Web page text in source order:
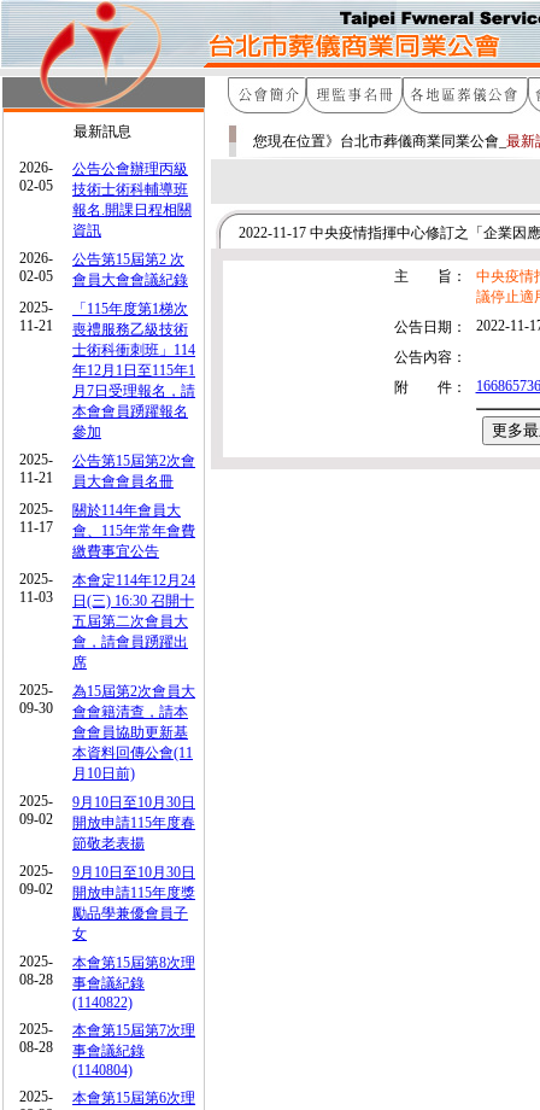
最新訊息
2026-
02-05
公告公會辦理丙級
技術士術科輔導班
報名.開課日程相關
資訊
2026-
02-05
公告第15屆第2 次
會員大會會議紀錄
2025-
11-21
「115年度第1梯次
喪禮服務乙級技術
士術科衝刺班」114
年12月1日至115年1
月7日受理報名，請
本會會員踴躍報名
參加
2025-
11-21
公告第15屆第2次會
員大會會員名冊
2025-
11-17
關於114年會員大
會、115年常年會費
繳費事宜公告
2025-
11-03
本會定114年12月24
日(三) 16:30 召開十
五屆第二次會員大
會，請會員踴躍出
席
2025-
09-30
為15屆第2次會員大
會會籍清查，請本
會會員協助更新基
本資料回傳公會(11
月10日前)
2025-
09-02
9月10日至10月30日
開放申請115年度春
節敬老表揚
2025-
09-02
9月10日至10月30日
開放申請115年度獎
勵品學兼優會員子
女
2025-
08-28
本會第15屆第8次理
事會議紀錄
(1140822)
2025-
08-28
本會第15屆第7次理
事會議紀錄
(1140804)
2025-
本會第15屆第6次理
您現在位置》台北市葬儀商業同業公會_ 最新
2022-11-17 中央疫情指揮中心修訂之「企業
主 旨：
中央疫情
議停止適
公告日期：
2022-11-
公告內容：
附 件：